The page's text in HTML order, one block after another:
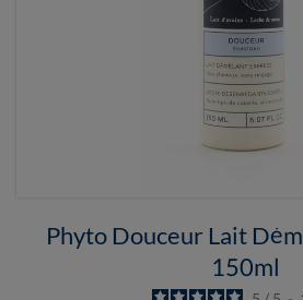
Phyto Douceur Lait
150ml